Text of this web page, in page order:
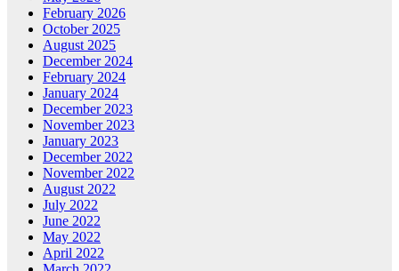
February 2026
October 2025
August 2025
December 2024
February 2024
January 2024
December 2023
November 2023
January 2023
December 2022
November 2022
August 2022
July 2022
June 2022
May 2022
April 2022